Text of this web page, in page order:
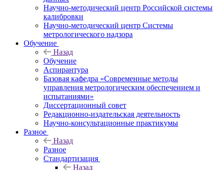
Научно-методический центр Российской системы
калибровки
Научно-методический центр Системы
метрологического надзора
Обучение
Назад
Обучение
Аспирантура
Базовая кафедра «Современные методы
управления метрологическим обеспечением и
испытаниями»
Диссертационный совет
Редакционно-издательская деятельность
Научно-консультационные практикумы
Разное
Назад
Разное
Стандартизация
Назад